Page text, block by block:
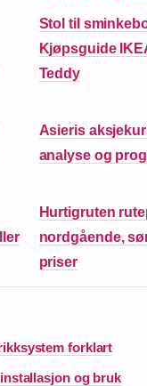
Stol til
Kjøpsguide
Teddy
Asieris
analyse og
Hurtigruten
nordgående,
priser
forklart
og bruk